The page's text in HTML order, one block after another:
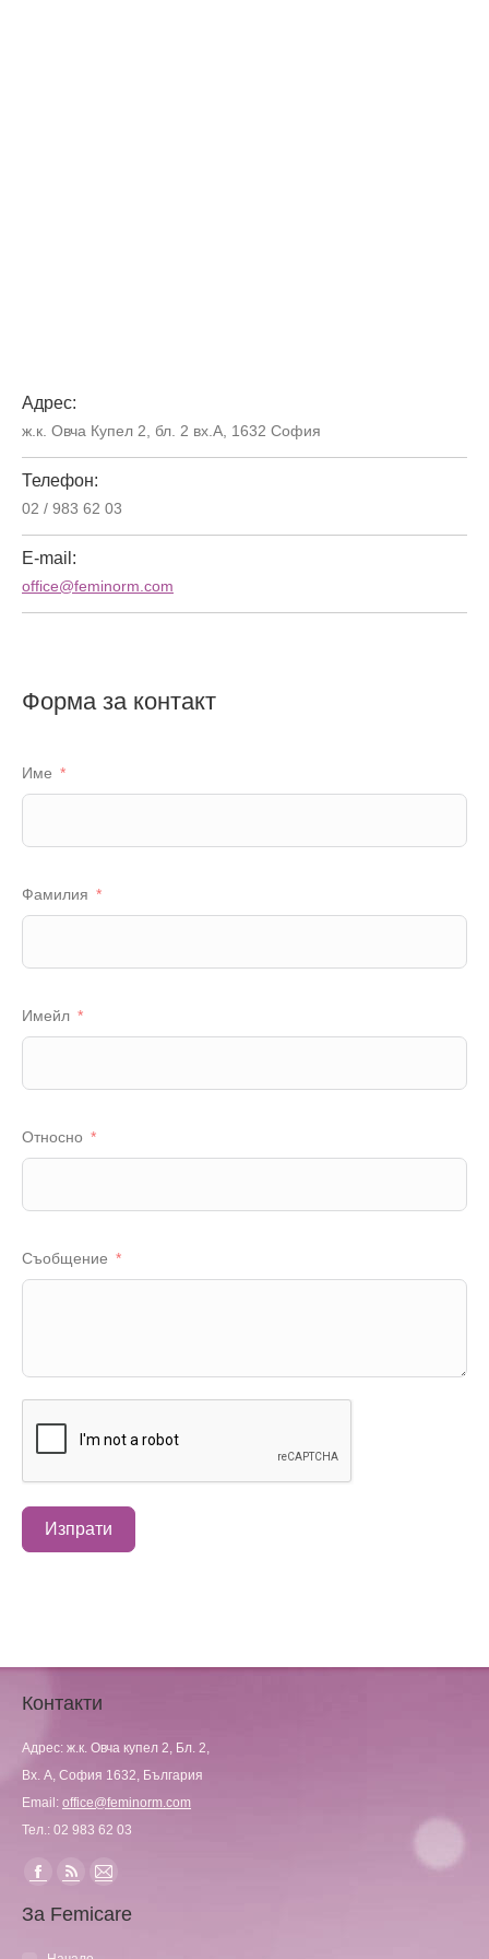
Адрес:
ж.к. Овча Купел 2, бл. 2 вх.А, 1632 София
Телефон:
02 / 983 62 03
E-mail:
office@feminorm.com
Форма за контакт
Име
Фамилия
Имейл
Относно
Съобщение
Изпрати
Контакти
Адрес: ж.к. Овча купел 2, Бл. 2,
Вх. А, София 1632, България
Email: office@feminorm.com
Тел.: 02 983 62 03
Find us on:
Facebook
page
Rss
page
Mail
page
За Femicare